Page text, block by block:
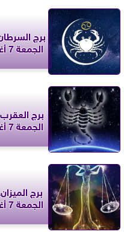
برج
الجمعة 7 أغسطس 2026
برج
الجمعة 7 أغسطس 2026
برج
الجمعة 7 أغسطس 2026